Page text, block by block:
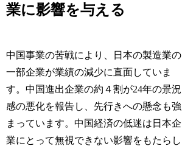
業に影響を与える
中国事業の苦戦により、日本の製造業の
一部企業が業績の減少に直面していま
す。中国進出企業の約４割が24年の景況
感の悪化を報告し、先行きへの懸念も強
まっています。中国経済の低迷は日本企
業にとって無視できない影響をもたらし